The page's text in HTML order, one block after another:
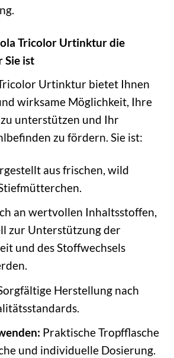
Tricolor Urtinktur die
Sie ist
Urtinktur bietet Ihnen
wirksame Möglichkeit, Ihre
unterstützen und Ihr
zu fördern. Sie ist:
aus frischen, wild
an wertvollen Inhaltsstoffen,
zur Unterstützung der
und des Stoffwechsels
Herstellung nach
Praktische Tropfflasche
und individuelle Dosierung.